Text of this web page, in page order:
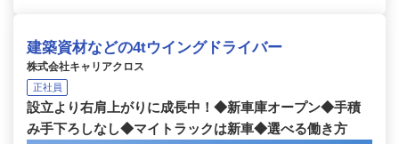
建築資材などの4tウイングドライバー
株式会社キャリアクロス
正社員
設立より右肩上がりに成長中！◆新車庫オープン◆手積
み手下ろしなし◆マイトラックは新車◆選べる働き方